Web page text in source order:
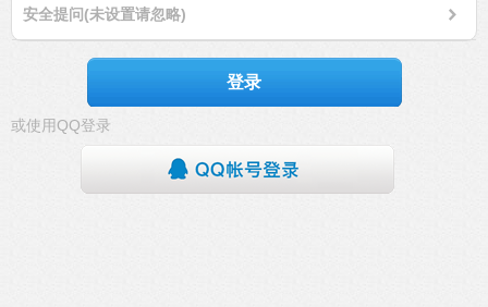
安全提问(未设置请忽略)
登录
或使用QQ登录